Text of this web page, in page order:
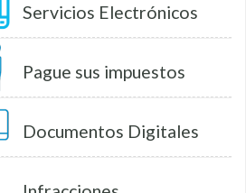
Servicios Electrónicos
Pague sus impuestos
Documentos Digitales